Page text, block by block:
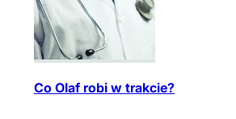
Co Olaf robi w trakcie?